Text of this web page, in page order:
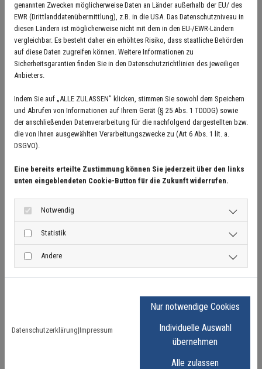
Unsere Leistungen im Überblick
Zäune
genannten Zwecken möglicherweise Daten an Länder außerhalb der EU/ des
EWR (Drittlanddatenübermittlung), z.B. in die USA. Das Datenschutzniveau in
diesen Ländern ist möglicherweise nicht mit dem in den EU-/EWR-Ländern
vergleichbar. Es besteht daher ein erhöhtes Risiko, dass staatliche Behörden
auf diese Daten zugreifen können. Weitere Informationen zu
Sicherheitsgarantien finden Sie in den Datenschutzrichtlinien des jeweiligen
Anbieters.
Indem Sie auf „ALLE ZULASSEN" klicken, stimmen Sie sowohl dem Speichern
und Abrufen von Informationen auf Ihrem Gerät (§ 25 Abs. 1 TDDDG) sowie
der anschließenden Datenverarbeitung für die nachfolgend dargestellten bzw.
die von Ihnen ausgewählten Verarbeitungszwecke zu (Art 6 Abs. 1 lit. a.
DSGVO).
Eine bereits erteilte Zustimmung können Sie jederzeit über den links
unten eingeblendeten Cookie-Button für die Zukunft widerrufen.
Notwendig
Statistik
Andere
Datenschutzerklärung|Impressum
Nur notwendige Cookies
Individuelle Auswahl
übernehmen
Alle zulassen